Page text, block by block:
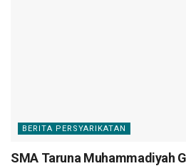
BERITA PERSYARIKATAN
SMA Taruna Muhammadiyah